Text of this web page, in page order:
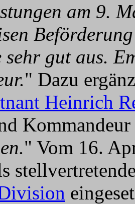
am 9.
gut aus.
" Dazu
Heinrich
" Vom 16.